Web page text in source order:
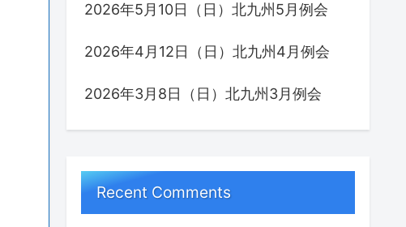
2026年5月10日（日）北九州5月例会
2026年4月12日（日）北九州4月例会
2026年3月8日（日）北九州3月例会
Recent Comments